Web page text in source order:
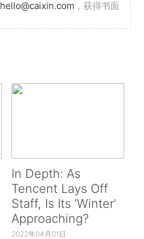
hello@caixin.com ，获得书面
In Depth: As
Tencent Lays Off
Staff, Is Its ‘Winter’
Approaching?
2022年04月01日